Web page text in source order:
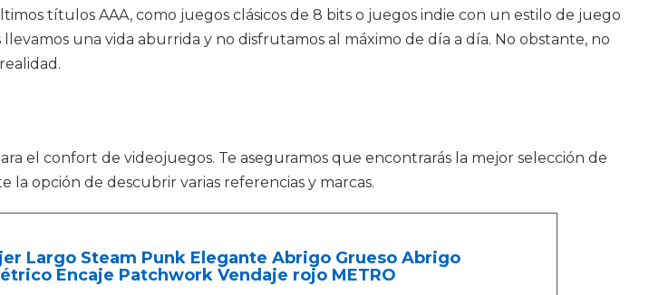
títulos AAA, como juegos clásicos de 8 bits o juegos indie con un estilo de juego
una vida aburrida y no disfrutamos al máximo de día a día. No obstante, no
el confort de videojuegos. Te aseguramos que encontrarás la mejor selección de
opción de descubrir varias referencias y marcas.
Largo Steam Punk Elegante Abrigo Grueso Abrigo
Encaje Patchwork Vendaje rojo METRO